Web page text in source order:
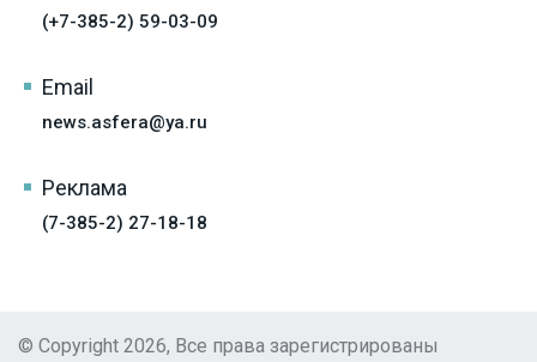
(+7-385-2) 59-03-09
Email
news.asfera@ya.ru
Реклама
(7-385-2) 27-18-18
© Copyright 2026, Все права зарегистрированы